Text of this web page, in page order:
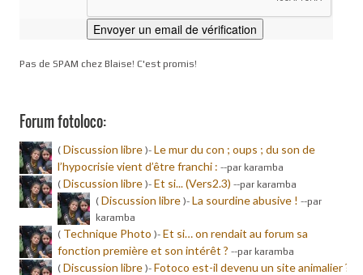
Pas de SPAM chez Blaise! C'est promis!
Forum fotoloco:
( Discussion libre )- Le mur du con ; oups ; du son de
l’hypocrisie vient d’être franchi : --par karamba
( Discussion libre )- Et si... (Vers2.3) --par karamba
( Discussion libre )- La sourdine abusive ! --par
karamba
( Technique Photo )- Et si… on rendait au forum sa
fonction première et son intérêt ? --par karamba
( Discussion libre )- Fotoco est-il devenu un site animalier ?